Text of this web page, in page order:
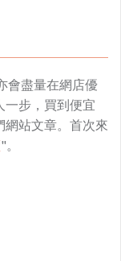
會盡量在網店優
一步，買到便宜
網站文章。首次來
"。